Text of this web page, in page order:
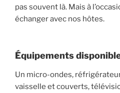
pas souvent là. Mais à
échanger avec nos hôtes.
Équipements
Un micro-ondes,
vaisselle et couverts,